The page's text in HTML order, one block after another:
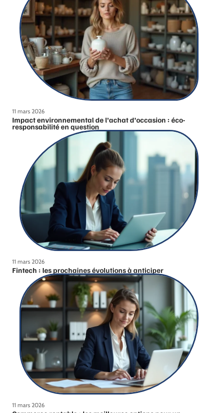
11 mars 2026
Impact environnemental de l’achat d’occasion : éco-
responsabilité en question
11 mars 2026
Fintech : les prochaines évolutions à anticiper
11 mars 2026